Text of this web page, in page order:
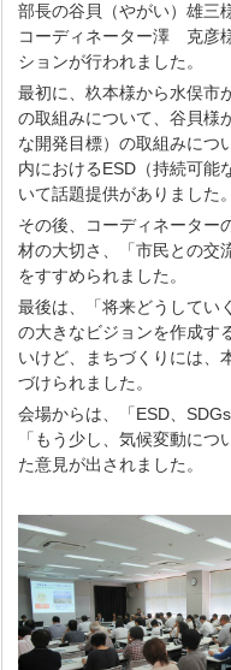
部長の谷貝（やがい）雄
コーディネーター澤 克彦
ションが行われました。
最初に、杦本様から水俣市
の取組みについて、谷貝様
な開発目標）の取組みにつ
内におけるESD（持続可能
いて話題提供がありました。
その後、コーディネーター
材の大切さ、「市民との交
をすすめられました。
最後は、「将来どうしてい
の大きなビジョンを作成す
いけど、まちづくりには、
づけられました。
会場からは、「ESD、
「もう少し、気候変動に
た意見が出されました。